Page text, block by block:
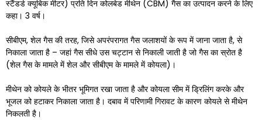
स्टैंडर्ड क्यूबिक मीटर) प्रति दिन कोलबेड मीथेन (CBM) गैस का उत्पादन करने के लिए
कहा। 3 वर्ष।
सीबीएम, शेल गैस की तरह, जिसे अपरंपरागत गैस जलाशयों के रूप में जाना जाता है, से
निकाला जाता है – जहां गैस सीधे उस चट्टान से निकाली जाती है जो गैस का स्रोत है
(शेल गैस के मामले में शेल और सीबीएम के मामले में कोयला)।
मीथेन को कोयले के भीतर भूमिगत रखा जाता है और कोयला सीम में ड्रिलिंग करके और
भूजल को हटाकर निकाला जाता है। दबाव में परिणामी गिरावट के कारण कोयले से मीथेन
निकलती है।